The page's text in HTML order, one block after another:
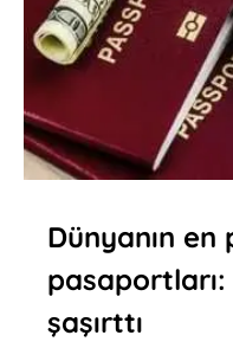
Dünyanın en
şaşırttı